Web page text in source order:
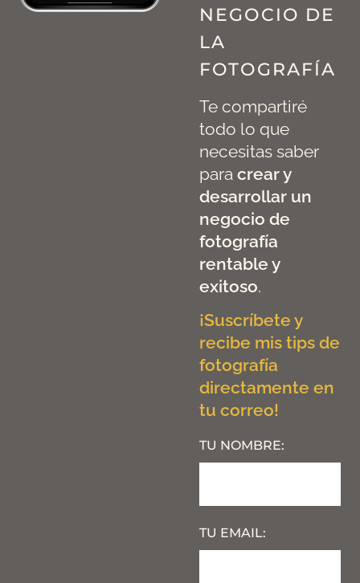
NEGOCIO DE
LA
FOTOGRAFÍA
Te compartiré
todo lo que
necesitas saber
para crear y
desarrollar un
negocio de
fotografía
rentable y
exitoso.
¡Suscríbete y
recibe mis tips de
fotografía
directamente en
tu correo!
TU NOMBRE:
TU EMAIL: